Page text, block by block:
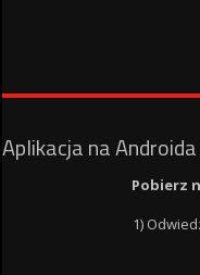
Aplikacja na
Pobierz
1)